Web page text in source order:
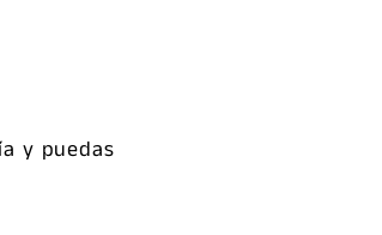
y puedas